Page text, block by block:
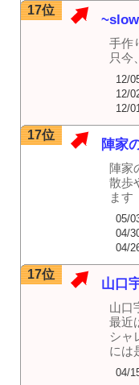
17位
手作
只今
12/
12/
12/
17位
陣家
陣家
散歩
ます
05/
04/
04/
17位
山口
山口
最近
シャ
には
04/